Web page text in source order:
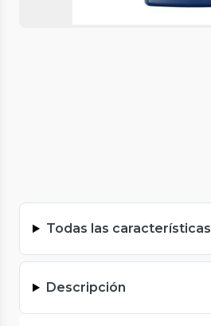
Todas las características
Descripción